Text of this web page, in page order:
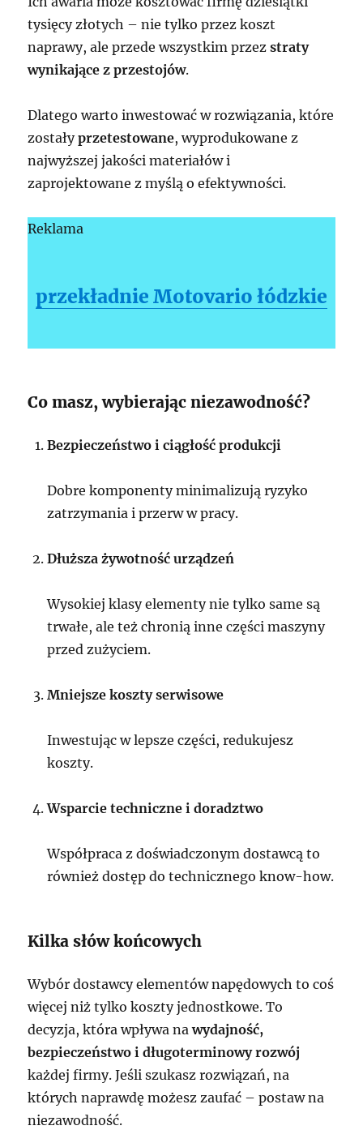
tysięcy złotych – nie tylko przez koszt
naprawy, ale przede wszystkim przezstraty
wynikające z przestojów.
Dlatego warto inwestować w rozwiązania, które
zostałyprzetestowane, wyprodukowane z
najwyższej jakości materiałów i
zaprojektowane z myślą o efektywności.
Reklama
przekładnie Motovario łódzkie
Co masz, wybierając niezawodność?
Bezpieczeństwo i ciągłość produkcji
Dobre komponenty minimalizują ryzyko
zatrzymania i przerw w pracy.
Dłuższa żywotność urządzeń
Wysokiej klasy elementy nie tylko same są
trwałe, ale też chronią inne części maszyny
przed zużyciem.
Mniejsze koszty serwisowe
Inwestując w lepsze części, redukujesz
koszty.
Wsparcie techniczne i doradztwo
Współpraca z doświadczonym dostawcą to
również dostęp do technicznego know-how.
Kilka słów końcowych
Wybór dostawcy elementów napędowych to coś
więcej niż tylko koszty jednostkowe. To
decyzja, która wpływa nawydajność,
bezpieczeństwo i długoterminowy rozwój
każdej firmy. Jeśli szukasz rozwiązań, na
których naprawdę możesz zaufać – postaw na
niezawodność.